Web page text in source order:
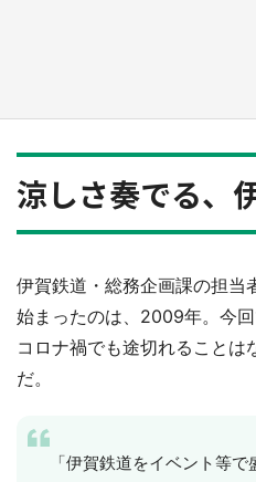
涼しさ奏でる、
伊賀鉄道・総務企画課の担当
始まったのは、2009年。今回
コロナ禍でも途切れることは
だ。
「伊賀鉄道をイベント等